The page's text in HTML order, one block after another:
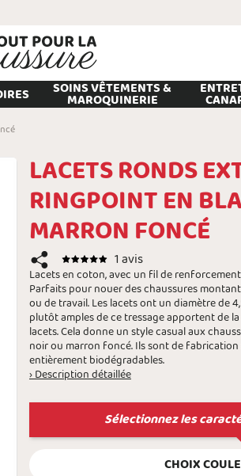
SOINS VÊTEMENTS &
MAROQUINERIE
LACETS RONDS
RINGPOINT EN
MARRON FONCÉ
1 avis
Lacets en coton, avec un fil de
Parfaits pour nouer des chaussures
ou de travail. Les lacets ont un diamètre de
plutôt amples de ce tressage apportent de
lacets. Cela donne un style casual aux
noir ou marron foncé. Ils sont de
entièrement biodégradables.
› Description détaillée
Sélectionnez les
CHOIX